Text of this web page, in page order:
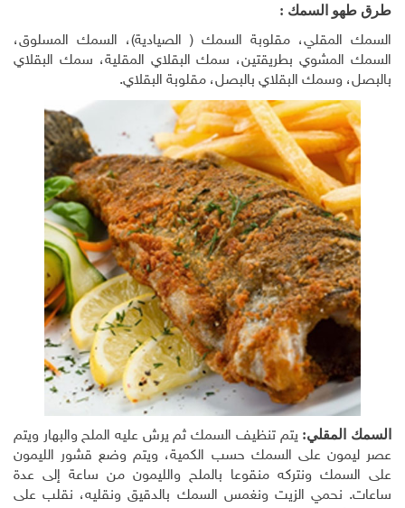
طرق طهو السمك :
السمك المقلي، مقلوبة السمك ( الصيادية)، السمك المسلوق،
السمك المشوي بطريقتين، سمك البقلاي المقلية، سمك البقلاي
بالبصل، وسمك البقلاي بالبصل، مقلوبة البقلاي.
السمك المقلي: يتم تنظيف السمك ثم يرش عليه الملح والبهار ويتم
عصر ليمون على السمك حسب الكمية، ويتم وضع قشور الليمون
على السمك ونتركه منقوعا بالملح والليمون من ساعة إلى عدة
ساعات. نحمي الزيت ونغمس السمك بالدقيق ونقليه، نقلب على